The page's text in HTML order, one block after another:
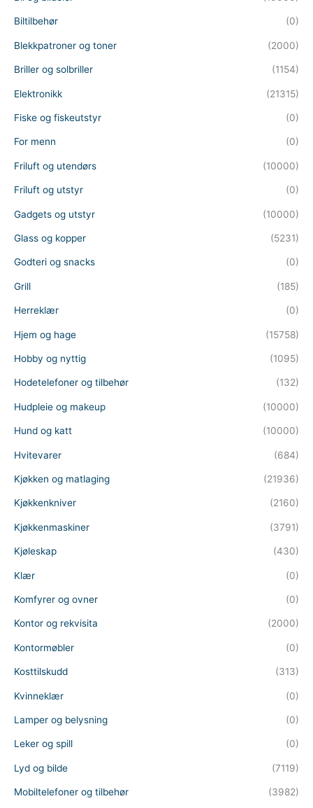
Biltilbehør (0)
Blekkpatroner og toner (2000)
Briller og solbriller (1154)
Elektronikk (21315)
Fiske og fiskeutstyr (0)
For menn (0)
Friluft og utendørs (10000)
Friluft og utstyr (0)
Gadgets og utstyr (10000)
Glass og kopper (5231)
Godteri og snacks (0)
Grill (185)
Herreklær (0)
Hjem og hage (15758)
Hobby og nyttig (1095)
Hodetelefoner og tilbehør (132)
Hudpleie og makeup (10000)
Hund og katt (10000)
Hvitevarer (684)
Kjøkken og matlaging (21936)
Kjøkkenkniver (2160)
Kjøkkenmaskiner (3791)
Kjøleskap (430)
Klær (0)
Komfyrer og ovner (0)
Kontor og rekvisita (2000)
Kontormøbler (0)
Kosttilskudd (313)
Kvinneklær (0)
Lamper og belysning (0)
Leker og spill (0)
Lyd og bilde (7119)
Mobiltelefoner og tilbehør (3982)